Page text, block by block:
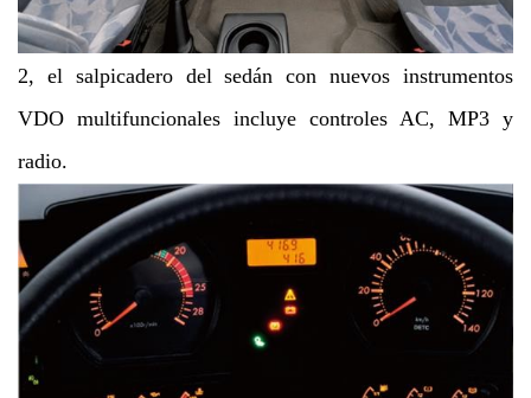
2, el salpicadero del sedán con nuevos instrumentos
VDO multifuncionales incluye controles AC, MP3 y
radio.